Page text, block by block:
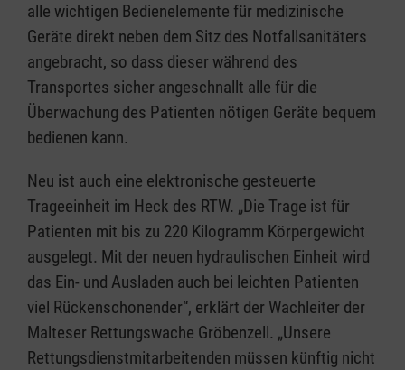
alle wichtigen Bedienelemente für medizinische
Geräte direkt neben dem Sitz des Notfallsanitäters
angebracht, so dass dieser während des
Transportes sicher angeschnallt alle für die
Überwachung des Patienten nötigen Geräte bequem
bedienen kann.
Neu ist auch eine elektronische gesteuerte
Trageeinheit im Heck des RTW. „Die Trage ist für
Patienten mit bis zu 220 Kilogramm Körpergewicht
ausgelegt. Mit der neuen hydraulischen Einheit wird
das Ein- und Ausladen auch bei leichten Patienten
viel Rückenschonender“, erklärt der Wachleiter der
Malteser Rettungswache Gröbenzell. „Unsere
Rettungsdienstmitarbeitenden müssen künftig nicht